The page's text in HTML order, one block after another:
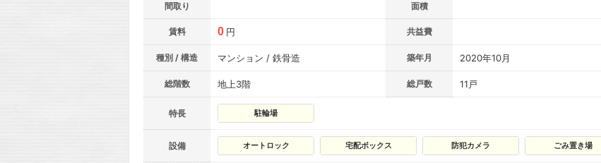
間取り 面積
賃料 0 円 共益費
種別 / 構造 マンション / 鉄骨造 築年月 2020年10月
総階数 地上3階 総戸数 11戸
特長 駐輪場
設備 オートロック 宅配ボックス 防犯カメラ ごみ置き場